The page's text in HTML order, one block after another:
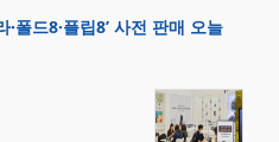
폴드8·플립8’ 사전 판매 오늘